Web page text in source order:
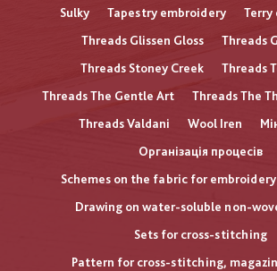
Sulky
Tapestry embroidery
Terry
Threads Glissen Gloss
Threads
Threads Stoney Creek
Threads
Threads The Gentle Art
Threads The
Threads Valdani
Wool Iren
Організація процесів
Schemes on the fabric for
Drawing on water-soluble non-
Sets for cross-stitching
Pattern for cross-stitching,